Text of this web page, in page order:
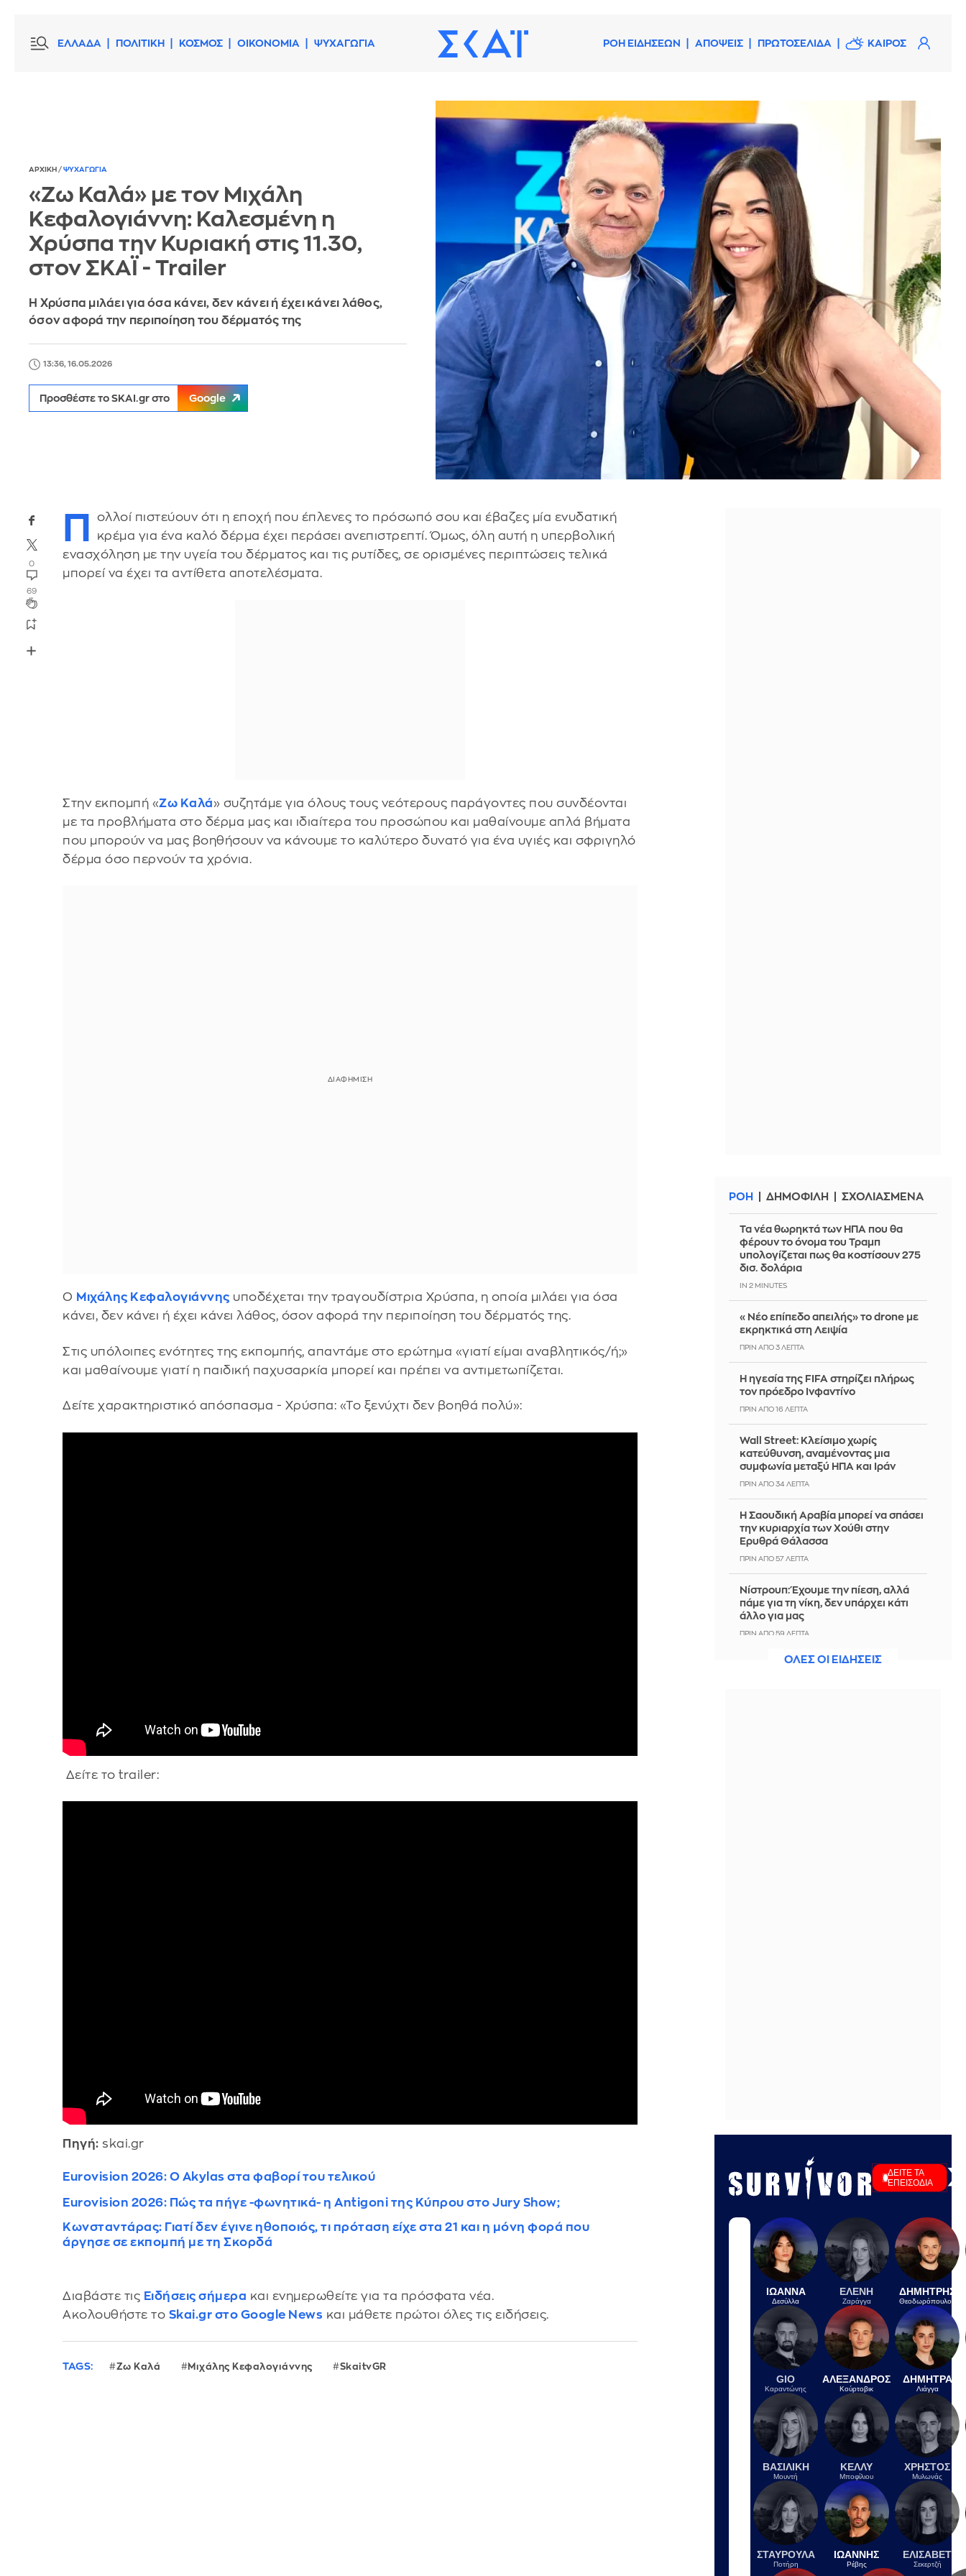
ΕΛΛΑΔΑ ΠΟΛΙΤΙΚΗ ΚΟΣΜΟΣ ΟΙΚΟΝΟΜΙΑ ΨΥΧΑΓΩΓΙΑ ΡΟΗ ΕΙΔΗΣΕΩΝ ΑΠΟΨΕΙΣ ΠΡΩΤΟΣΕΛΙΔΑ ΚΑΙΡΟΣ
ΑΡΧΙΚΗ / ΨΥΧΑΓΩΓΙΑ
«Ζω Καλά» με τον Μιχάλη
Κεφαλογιάννη: Καλεσμένη η
Χρύσπα την Κυριακή στις 11.30,
στον ΣΚΑΪ - Trailer
H Χρύσπα μιλάει για όσα κάνει, δεν κάνει ή έχει κάνει λάθος,
όσον αφορά την περιποίηση του δέρματός της
13:36, 16.05.2026
Προσθέστε το SKAI.gr στο Google
0
69
Π
ολλοί πιστεύουν ότι η εποχή που έπλενες το πρόσωπό σου και έβαζες μία ενυδατική
κρέμα για ένα καλό δέρμα έχει περάσει ανεπιστρεπτί. Όμως, όλη αυτή η υπερβολική
ενασχόληση με την υγεία του δέρματος και τις ρυτίδες, σε ορισμένες περιπτώσεις τελικά
μπορεί να έχει τα αντίθετα αποτελέσματα.
Στην εκπομπή «Ζω Καλά» συζητάμε για όλους τους νεότερους παράγοντες που συνδέονται
με τα προβλήματα στο δέρμα μας και ιδιαίτερα του προσώπου και μαθαίνουμε απλά βήματα
που μπορούν να μας βοηθήσουν να κάνουμε το καλύτερο δυνατό για ένα υγιές και σφριγηλό
δέρμα όσο περνούν τα χρόνια.
Ο Μιχάλης Κεφαλογιάννης υποδέχεται την τραγουδίστρια Χρύσπα, η οποία μιλάει για όσα
κάνει, δεν κάνει ή έχει κάνει λάθος, όσον αφορά την περιποίηση του δέρματός της.
Στις υπόλοιπες ενότητες της εκπομπής, απαντάμε στο ερώτημα «γιατί είμαι αναβλητικός/ή;»
και μαθαίνουμε γιατί η παιδική παχυσαρκία μπορεί και πρέπει να αντιμετωπίζεται.
Δείτε χαρακτηριστικό απόσπασμα - Χρύσπα: «Το ξενύχτι δεν βοηθά πολύ»:
Δείτε το trailer:
Πηγή: skai.gr
Eurovision 2026: Ο Akylas στα φαβορί του τελικού
Eurovision 2026: Πώς τα πήγε -φωνητικά- η Antigoni της Κύπρου στο Jury Show;
Κωνσταντάρας: Γιατί δεν έγινε ηθοποιός, τι πρόταση είχε στα 21 και η μόνη φορά που
άργησε σε εκπομπή με τη Σκορδά
Διαβάστε τις Ειδήσεις σήμερα και ενημερωθείτε για τα πρόσφατα νέα.
Ακολουθήστε το Skai.gr στο Google News και μάθετε πρώτοι όλες τις ειδήσεις.
TAGS: Ζω Καλά Μιχάλης Κεφαλογιάννης SkaitvGR
ΡΟΗ ΔΗΜΟΦΙΛΗ ΣΧΟΛΙΑΣΜΕΝΑ
Τα νέα θωρηκτά των ΗΠΑ που θα
φέρουν το όνομα του Τραμπ
υπολογίζεται πως θα κοστίσουν 275
δισ. δολάρια
IN 2 MINUTES
«Νέο επίπεδο απειλής» το drone με
εκρηκτικά στη Λειψία
ΠΡΙΝ ΑΠΌ 3 ΛΕΠΤΆ
Η ηγεσία της FIFA στηρίζει πλήρως
τον πρόεδρο Ινφαντίνο
ΠΡΙΝ ΑΠΌ 16 ΛΕΠΤΆ
Wall Street: Κλείσιμο χωρίς
κατεύθυνση, αναμένοντας μια
συμφωνία μεταξύ ΗΠΑ και Ιράν
ΠΡΙΝ ΑΠΌ 34 ΛΕΠΤΆ
Η Σαουδική Αραβία μπορεί να σπάσει
την κυριαρχία των Χούθι στην
Ερυθρά Θάλασσα
ΠΡΙΝ ΑΠΌ 57 ΛΕΠΤΆ
Νίστρουπ: Έχουμε την πίεση, αλλά
πάμε για τη νίκη, δεν υπάρχει κάτι
άλλο για μας
ΠΡΙΝ ΑΠΌ 59 ΛΕΠΤΆ
Άννα Πρέλεβιτς: Το τρυφερό
10 πράγματα που πρέπει να κάνεις
πριν φτάσει ο Δεκαπενταύγουστος
ΠΡΙΝ ΑΠΌ 1 ΏΡΑ
ΟΛΕΣ ΟΙ ΕΙΔΗΣΕΙΣ